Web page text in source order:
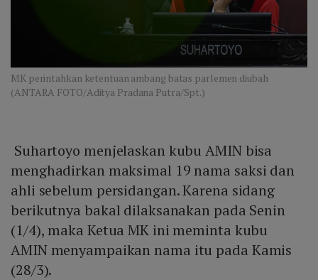
MK perintahkan ketentuan ambang batas parlemen diubah
(ANTARA FOTO/Aditya Pradana Putra/Spt.)
Suhartoyo menjelaskan kubu AMIN bisa
menghadirkan maksimal 19 nama saksi dan
ahli sebelum persidangan. Karena sidang
berikutnya bakal dilaksanakan pada Senin
(1/4), maka Ketua MK ini meminta kubu
AMIN menyampaikan nama itu pada Kamis
(28/3).